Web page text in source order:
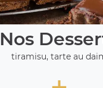
Nos
tiramisu, tarte au